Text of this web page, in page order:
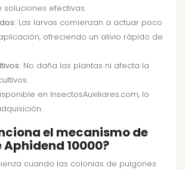
soluciones efectivas.
Las larvas comienzan a actuar poco
ofreciendo un alivio rápido de
No daña las plantas ni afecta la
en InsectosAuxiliares.com, lo
el mecanismo de
10000?
cuando las colonias de pulgones